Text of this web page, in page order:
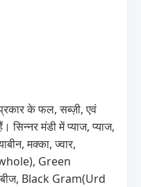
के फल, सब्ज़ी, एवं
मंडी में प्याज, प्याज,
मक्का, ज्वार,
Green
Black Gram(Urd